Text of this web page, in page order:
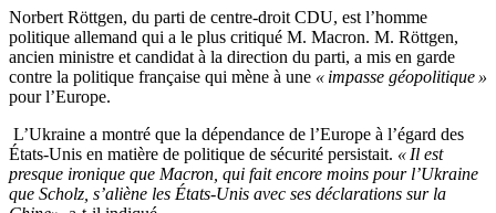
Norbert Röttgen, du parti de centre-droit CDU, est l’homme
politique allemand qui a le plus critiqué M. Macron. M. Röttgen,
ancien ministre et candidat à la direction du parti, a mis en garde
contre la politique française qui mène à une « impasse géopolitique »
pour l’Europe.
L’Ukraine a montré que la dépendance de l’Europe à l’égard des
États-Unis en matière de politique de sécurité persistait. « Il est
presque ironique que Macron, qui fait encore moins pour l’Ukraine
que Scholz, s’aliène les États-Unis avec ses déclarations sur la